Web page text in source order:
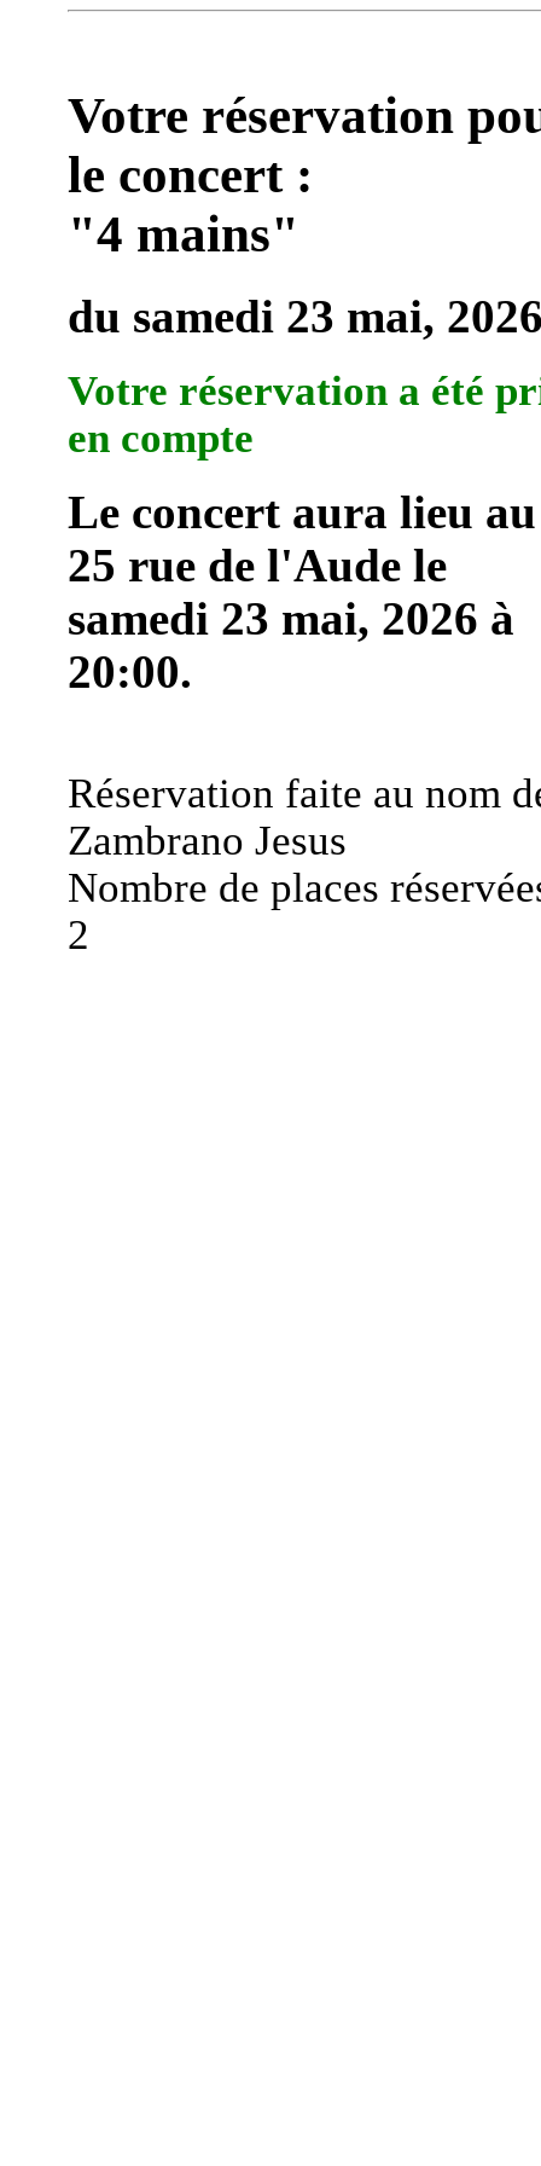
Votre réservation
le concert :
"4 mains"
du samedi 23 mai,
Votre réservation a été
en compte
Le concert aura lieu au
25 rue de l'Aude le
samedi 23 mai, 2026 à
20:00.
Réservation faite au nom
Zambrano Jesus
Nombre de places
2